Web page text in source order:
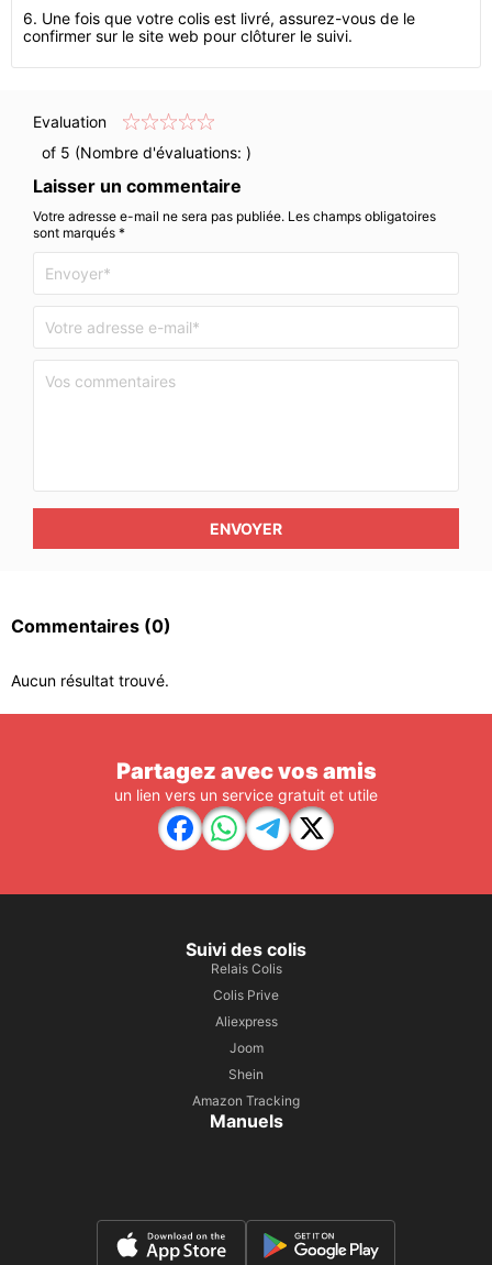
6. Une fois que votre colis est livré, assurez-vous de le
confirmer sur le site web pour clôturer le suivi.
Evaluation
of 5 (Nombre d'évaluations: )
Laisser un commentaire
Votre adresse e-mail ne sera pas publiée. Les champs obligatoires
sont marqués *
ENVOYER
Commentaires (0)
Aucun résultat trouvé.
Partagez avec vos amis
un lien vers un service gratuit et utile
Suivi des colis
Relais Colis
Colis Prive
Aliexpress
Joom
Shein
Amazon Tracking
Manuels